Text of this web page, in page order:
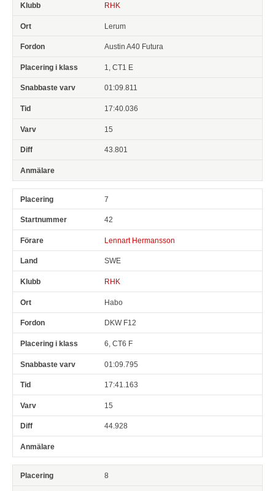
RHK
Lerum
Austin A40 Futura
1, CT1 E
01:09.811
17:40.036
15
43.801
7
42
Lennart Hermansson
SWE
RHK
Habo
DKW F12
6, CT6 F
01:09.795
17:41.163
15
44.928
8